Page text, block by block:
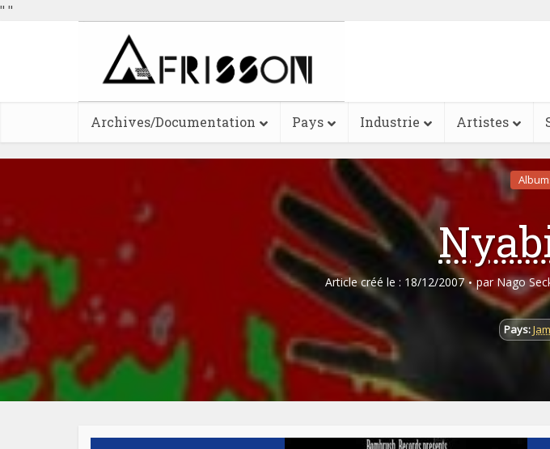
" "
Archives/Documentation Pays Industrie Artistes
Article créé le : 18/12/2007 par Nago
Pays: